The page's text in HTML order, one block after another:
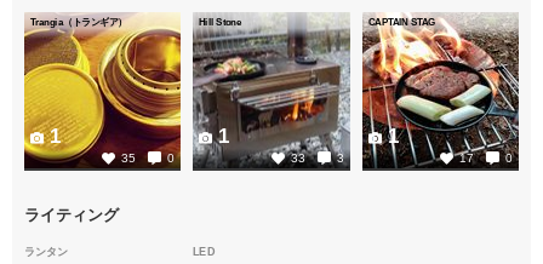
Trangia（トランギア）
35 0
1
Hill Stone
33 3
1
CAPTAIN STAG
17 0
1
ライティング
ランタン LED